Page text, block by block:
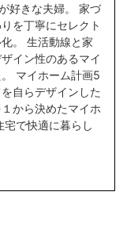
好きな夫婦。 家づ
を丁寧にセレクト
。 生活動線と家
イン性のあるマイ
マイホーム計画5
自らデザインした
から決めたマイホ
で快適に暮らし